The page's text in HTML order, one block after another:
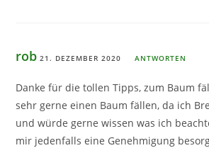
rob 21. DEZEMBER 2020 ANTWORTEN
Danke für die tollen Tipps, zum Baum
sehr gerne einen Baum fällen, da ich
und würde gerne wissen was ich
mir jedenfalls eine Genehmigung